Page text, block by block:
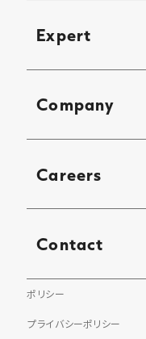
Expert
Company
Careers
Contact
ポリシー
プライバシーポリシー